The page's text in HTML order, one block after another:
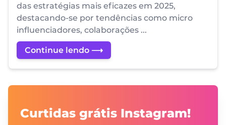
das estratégias mais eficazes em 2025,
destacando-se por tendências como micro
influenciadores, colaborações ...
Continue lendo ⟶
Curtidas grátis Instagram!